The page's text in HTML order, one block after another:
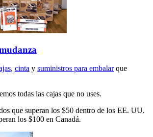
, cinta y suministros para embalarque
todas las cajas que no uses.
que superan los $50 dentro de los EE. UU.
los $100 en Canadá.